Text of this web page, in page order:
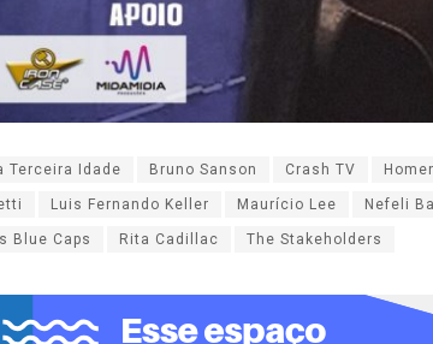
Terceira Idade Bruno Sanson Crash TV
Luis Fernando Keller Maurício Lee Nefeli
Blue Caps Rita Cadillac The Stakeholders